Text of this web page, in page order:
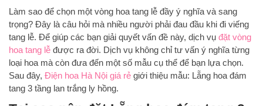
Làm sao để chọn một vòng hoa tang lễ đầy ý nghĩa và sang
trọng? Đây là câu hỏi mà nhiều người phải đau đầu khi đi viếng
tang lễ. Để giúp các bạn giải quyết vấn đề này, dịch vụ đặt vòng
hoa tang lễ được ra đời. Dịch vụ không chỉ tư vấn ý nghĩa từng
loại hoa mà còn đưa đến một số mẫu cụ thể để bạn lựa chọn.
Sau đây, Điện hoa Hà Nội giá rẻ giới thiệu mẫu: Lẵng hoa đám
tang 3 tầng lan trắng ly hồng.